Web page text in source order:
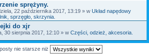
sprężyny.
22 października 2017, 13:19 » w Układ napędowy
sprzęgło, skrzynia.
do xjr
30 sierpnia 2017, 12:10 » w Części, odzież, akcesoria.
nie starsze niż